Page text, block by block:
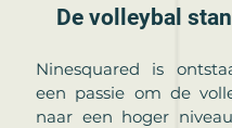
De volleybal
Ninesquared is
een passie om de
naar een hoger